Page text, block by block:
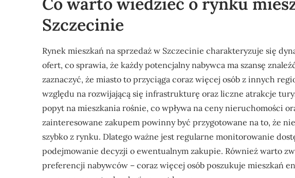
Szczecinie
Rynek mieszkań na sprzedaż w Szczecinie charakteryzuje się
ofert, co sprawia, że każdy potencjalny nabywca ma szansę
zaznaczyć, że miasto to przyciąga coraz więcej osób z innych
względu na rozwijającą się infrastrukturę oraz liczne atrakcje
popyt na mieszkania rośnie, co wpływa na ceny nieruchomości
zainteresowane zakupem powinny być przygotowane na to, że
szybko z rynku. Dlatego ważne jest regularne monitorowanie
podejmowanie decyzji o ewentualnym zakupie. Również warto
preferencji nabywców – coraz więcej osób poszukuje mieszkań